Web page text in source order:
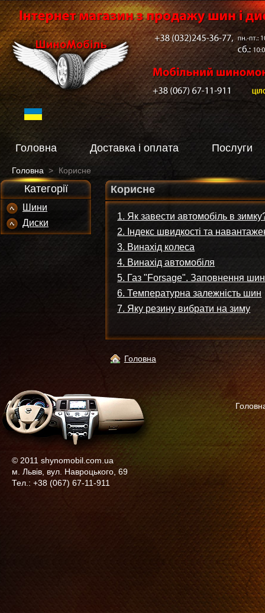
Головна Доставка і оплата Послуги
Категорії
Шини
Диски
Головна > Корисне
Корисне
1. Як завести автомобіль в
2. Індекс швидкості та
3. Винахід колеса
4. Винахід автомобіля
5. Газ "Forsage". Заповнення шин
6. Температурна залежність шин
7. Яку резину вибрати на зиму
Головна
© 2011 shynomobil.com.ua
м. Львів, вул. Навроцького, 69
Тел.: +38 (067) 67-11-911